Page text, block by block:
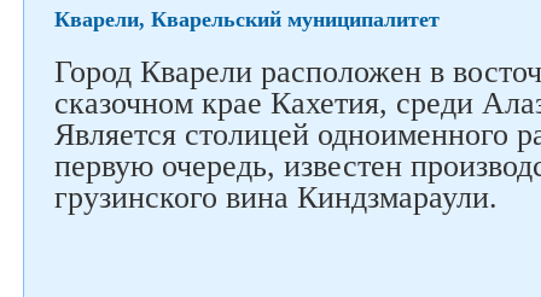
Кварели, Кварельский муниципалитет
Город Кварели расположен в
сказочном крае Кахетия, среди
Является столицей одноименного
первую очередь, известен
грузинского вина Киндзмараули.